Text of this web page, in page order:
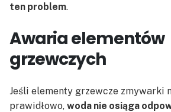
ten problem.
Awaria elementów
grzewczych
Jeśli elementy grzewcze zmywarki
prawidłowo, woda nie osiąga